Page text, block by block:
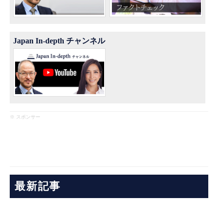
Japan In-depth チャンネル
※ スポンサー
最新記事